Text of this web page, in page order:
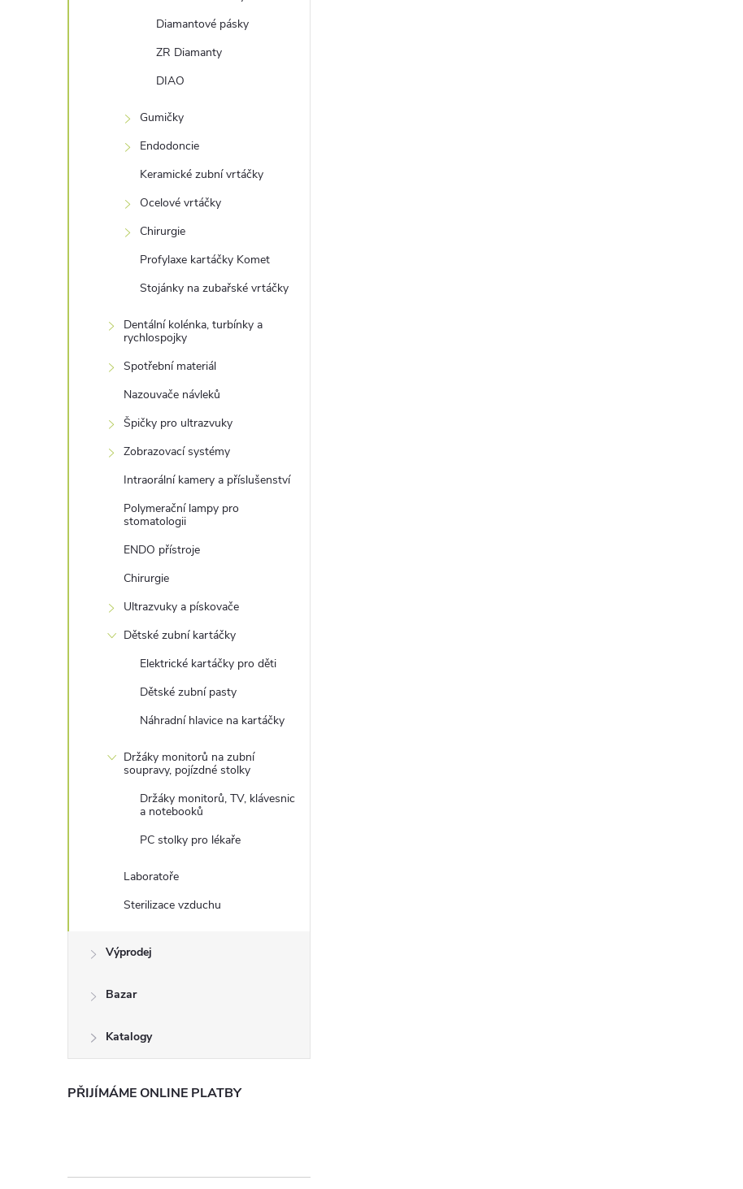
Diamantové pásky
ZR Diamanty
DIAO
Gumičky
Endodoncie
Keramické zubní vrtáčky
Ocelové vrtáčky
Chirurgie
Profylaxe kartáčky Komet
Stojánky na zubařské vrtáčky
Dentální kolénka, turbínky a
rychlospojky
Spotřební materiál
Nazouvače návleků
Špičky pro ultrazvuky
Zobrazovací systémy
Intraorální kamery a příslušenství
Polymerační lampy pro
stomatologii
ENDO přístroje
Chirurgie
Ultrazvuky a pískovače
Dětské zubní kartáčky
Elektrické kartáčky pro děti
Dětské zubní pasty
Náhradní hlavice na kartáčky
Držáky monitorů na zubní
soupravy, pojízdné stolky
Držáky monitorů, TV, klávesnic
a notebooků
PC stolky pro lékaře
Laboratoře
Sterilizace vzduchu
Výprodej
Bazar
Katalogy
PŘIJÍMÁME ONLINE PLATBY